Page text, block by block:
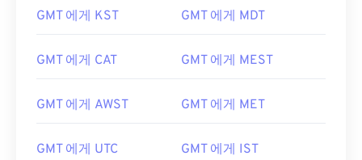
GMT 에게 KST GMT 에게 MDT
GMT 에게 CAT GMT 에게 MEST
GMT 에게 AWST GMT 에게 MET
GMT 에게 UTC GMT 에게 IST